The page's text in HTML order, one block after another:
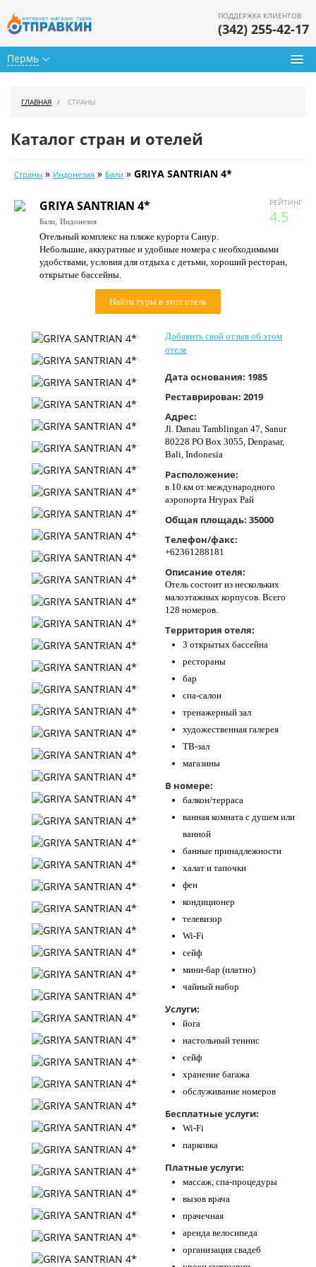
Пермь
ПОДДЕРЖКА КЛИЕНТОВ
(342) 255-42-17
Календарь туров
Цены дня
Страны
Как купить
Контакты
ГЛАВНАЯ СТРАНЫ
Каталог стран и отелей
Страны » Индонезия » Бали » GRIYA SANTRIAN 4*
РЕЙТИНГ
4.5
GRIYA SANTRIAN 4*
Бали, Индонезия
Отельный комплекс на пляже курорта Санур.
Небольшие, аккуратные и удобные номера с необходимыми
удобствами, условия для отдыха с детьми, хороший ресторан,
открытые бассейны.
Найти туры в этот отель
Добавить свой отзыв об этом
отеле
Дата основания: 1985
Реставрирован: 2019
Адрес:
Jl. Danau Tamblingan 47, Sanur
80228 PO Box 3055, Denpasar,
Bali, Indonesia
Расположение:
в 10 км от международного
аэропорта Нгурах Рай
Общая площадь: 35000
Телефон/факс:
+62361288181
Описание отеля:
Отель состоит из нескольких
малоэтажных корпусов. Всего
128 номеров.
Территория отеля:
3 открытых бассейна
рестораны
бар
спа-салон
тренажерный зал
художественная галерея
ТВ-зал
магазины
В номере:
балкон/терраса
ванная комната с душем или
ванной
банные принадлежности
халат и тапочки
фен
кондиционер
телевизор
Wi-Fi
сейф
мини-бар (платно)
чайный набор
Услуги:
йога
настольный теннис
сейф
хранение багажа
обслуживание номеров
Бесплатные услуги:
Wi-Fi
парковка
Платные услуги:
массаж, спа-процедуры
вызов врача
прачечная
аренда велосипеда
организация свадеб